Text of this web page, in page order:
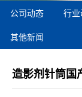
公司动态 行
其他新闻
造影剂针筒国